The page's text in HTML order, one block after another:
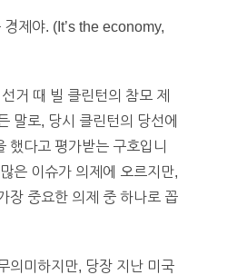
경제야. (It’s the economy,
거 때 빌 클린턴의 참모 제
말로, 당시 클린턴의 당선에
했다고 평가받는 구호입니
은 이슈가 의제에 오르지만,
장 중요한 의제 중 하나로 꼽
의미하지만, 당장 지난 미국